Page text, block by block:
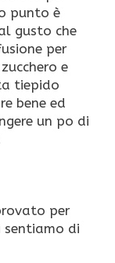
punto è
gusto che
per
e
tiepido
bene ed
un po di
per
di